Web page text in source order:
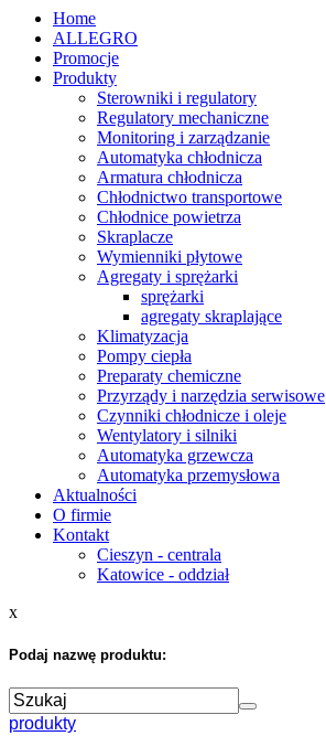
Home
ALLEGRO
Promocje
Produkty
Sterowniki i regulatory
Regulatory mechaniczne
Monitoring i zarządzanie
Automatyka chłodnicza
Armatura chłodnicza
Chłodnictwo transportowe
Chłodnice powietrza
Skraplacze
Wymienniki płytowe
Agregaty i sprężarki
sprężarki
agregaty skraplające
Klimatyzacja
Pompy ciepła
Preparaty chemiczne
Przyrządy i narzędzia serwisowe
Czynniki chłodnicze i oleje
Wentylatory i silniki
Automatyka grzewcza
Automatyka przemysłowa
Aktualności
O firmie
Kontakt
Cieszyn - centrala
Katowice - oddział
x
Podaj nazwę produktu:
produkty